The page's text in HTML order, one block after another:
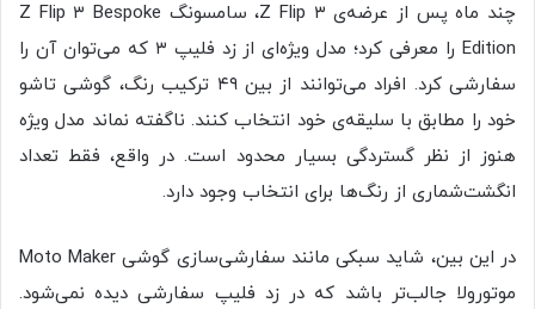
چند ماه پس از عرضه‌ی Z Flip ۳، سامسونگ Z Flip ۳ Bespoke
Edition را معرفی کرد؛ مدل ویژه‌ای از زد فلیپ ۳ که می‌توان آن را
سفارشی کرد. افراد می‌توانند از بین ۴۹ ترکیب رنگ، گوشی تاشو
خود را مطابق با سلیقه‌ی خود انتخاب کنند. ناگفته نماند مدل ویژه
هنوز از‌ نظر گستردگی بسیار محدود است. در‌‌ واقع، فقط تعداد
انگشت‌شماری از رنگ‌ها برای انتخاب وجود دارد.
در‌‌ این‌‌ بین، شاید سبکی مانند سفارشی‌سازی گوشی Moto Maker
موتورولا جالب‌تر باشد که در زد فلیپ سفارشی دیده نمی‌شود.